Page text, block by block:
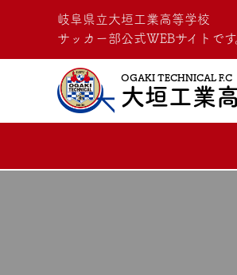
岐阜県立大垣工業高等学校
サッカー部公式WEBサイトです
OGAKI TECHNICAL F.C
大垣工業